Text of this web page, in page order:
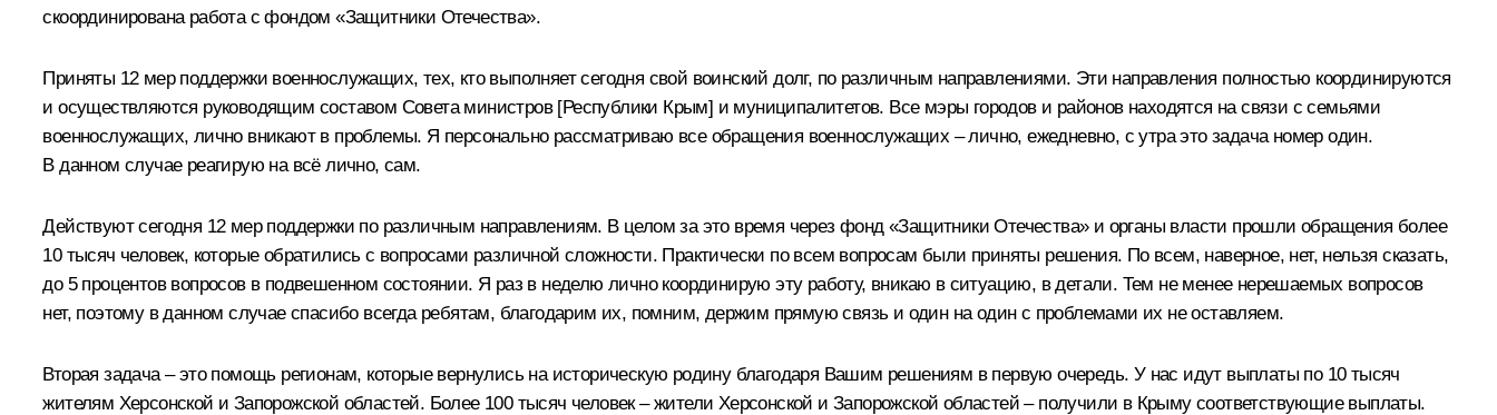
скоординирована работа с фондом «Защитники Отечества».
Приняты 12 мер поддержки военнослужащих, тех, кто выполняет сегодня свой воинский долг, по различным направлениями. Эти направления полностью координируются
и осуществляются руководящим составом Совета министров [Республики Крым] и муниципалитетов. Все мэры городов и районов находятся на связи с семьями
военнослужащих, лично вникают в проблемы. Я персонально рассматриваю все обращения военнослужащих – лично, ежедневно, с утра это задача номер один.
В данном случае реагирую на всё лично, сам.
Действуют сегодня 12 мер поддержки по различным направлениям. В целом за это время через фонд «Защитники Отечества» и органы власти прошли обращения более
10 тысяч человек, которые обратились с вопросами различной сложности. Практически по всем вопросам были приняты решения. По всем, наверное, нет, нельзя сказать,
до 5 процентов вопросов в подвешенном состоянии. Я раз в неделю лично координирую эту работу, вникаю в ситуацию, в детали. Тем не менее нерешаемых вопросов
нет, поэтому в данном случае спасибо всегда ребятам, благодарим их, помним, держим прямую связь и один на один с проблемами их не оставляем.
Вторая задача – это помощь регионам, которые вернулись на историческую родину благодаря Вашим решениям в первую очередь. У нас идут выплаты по 10 тысяч
жителям Херсонской и Запорожской областей. Более 100 тысяч человек – жители Херсонской и Запорожской областей – получили в Крыму соответствующие выплаты.